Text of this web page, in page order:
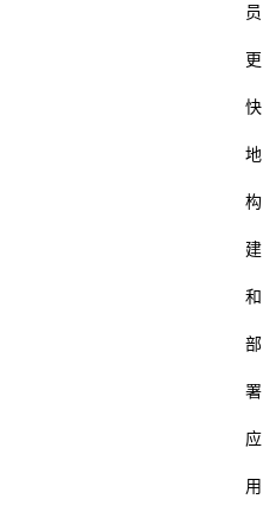
员
更
快
地
构
建
和
部
署
应
用